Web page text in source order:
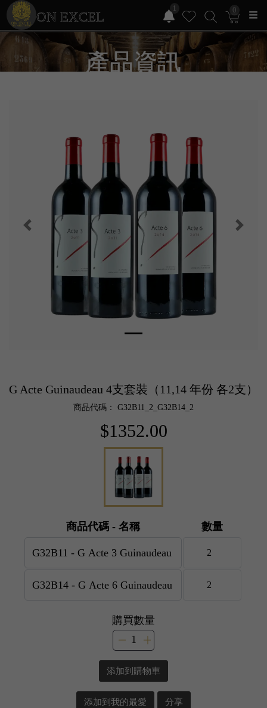
ON EXCEL
1 0
產品資訊
G Acte Guinaudeau 4支套裝（11,14 年份 各2支）
商品代碼： G32B11_2_G32B14_2
$1352.00
商品代碼 - 名稱 數量
購買數量
添加到購物車
添加到我的最愛 分享